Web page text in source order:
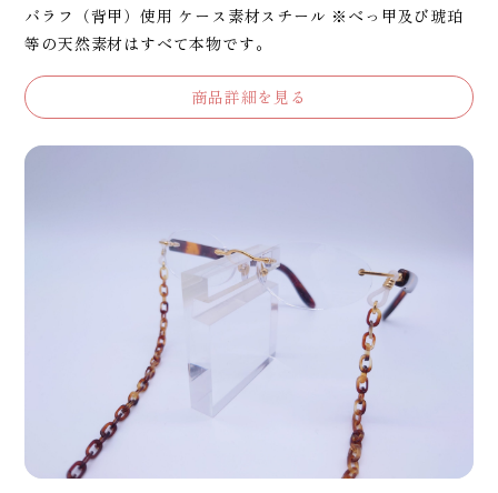
バラフ（背甲）使用 ケース素材スチール ※べっ甲及び琥珀
等の天然素材はすべて本物です。
商品詳細を見る